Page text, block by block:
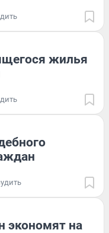
жилья
экономят на